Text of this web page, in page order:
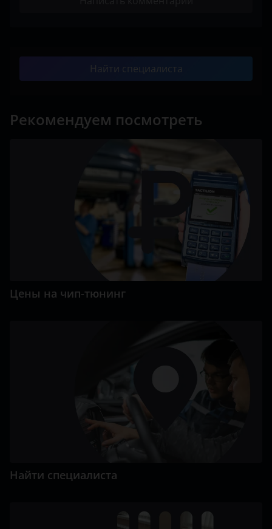
Найти специалиста
Рекомендуем посмотреть
Цены на чип-тюнинг
Найти специалиста